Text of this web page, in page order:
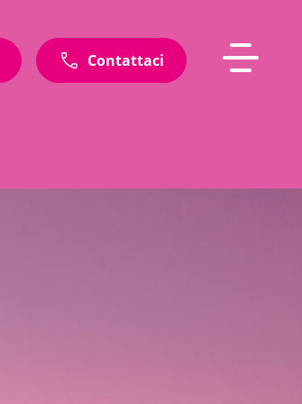
Contattaci